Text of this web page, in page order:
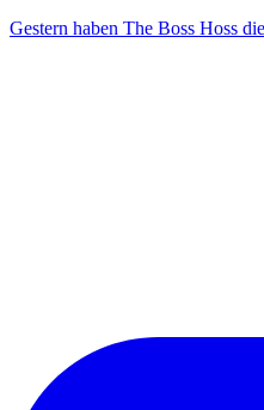
Gestern haben The Boss Hoss